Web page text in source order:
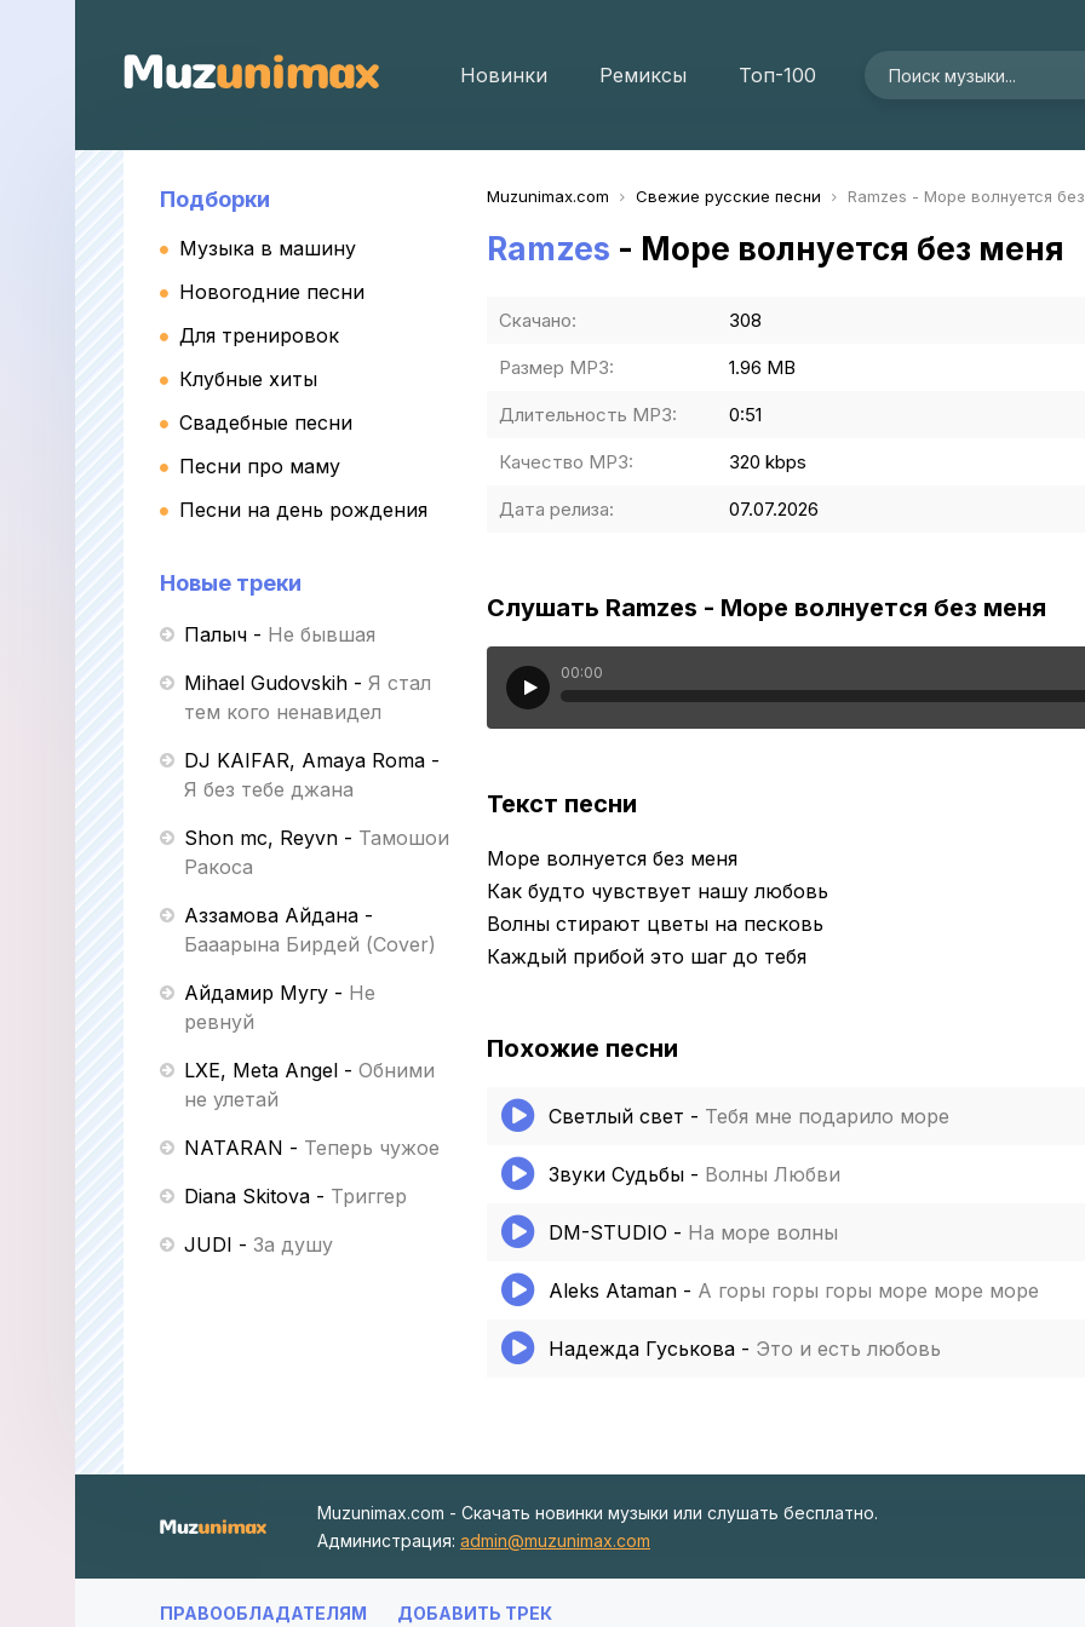
Новинки Ремиксы Топ-100
Подборки
Музыка в машину
Новогодние песни
Для тренировок
Клубные хиты
Свадебные песни
Песни про маму
Песни на день рождения
Новые треки
Палыч - Не бывшая
Mihael Gudovskih - Я стал
тем кого ненавидел
DJ KAIFAR, Amaya Roma -
Я без тебе джана
Shon mc, Reyvn - Тамошои
Ракоса
Аззамова Айдана -
Бааарына Бирдей (Cover)
Айдамир Мугу - Не
ревнуй
LXE, Meta Angel - Обними
не улетай
NATARAN - Теперь чужое
Diana Skitova - Триггер
JUDI - За душу
Muzunimax.com Свежие русские песни Ramzes - Море волнуется
Ramzes - Море волнуется без меня
Скачано: 308
Размер MP3: 1.96 MB
Длительность MP3: 0:51
Качество MP3: 320 kbps
Дата релиза: 07.07.2026
Слушать Ramzes - Море волнуется без меня
00:00
Текст песни
Море волнуется без меня
Как будто чувствует нашу любовь
Волны стирают цветы на песковь
Каждый прибой это шаг до тебя
Похожие песни
Светлый свет - Тебя мне подарило море
Звуки Судьбы - Волны Любви
DM-STUDIO - На море волны
Aleks Ataman - А горы горы горы море море море
Надежда Гуськова - Это и есть любовь
Muzunimax.com - Скачать новинки музыки или слушать бесплатно.
Администрация: admin@muzunimax.com
ПРАВООБЛАДАТЕЛЯМ ДОБАВИТЬ ТРЕК